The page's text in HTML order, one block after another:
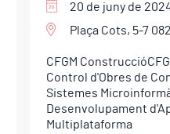
20 de juny de
Plaça Cots, 5-7
CFGM
Control d'Obres de
Sistemes
Desenvolupament
Multiplataforma